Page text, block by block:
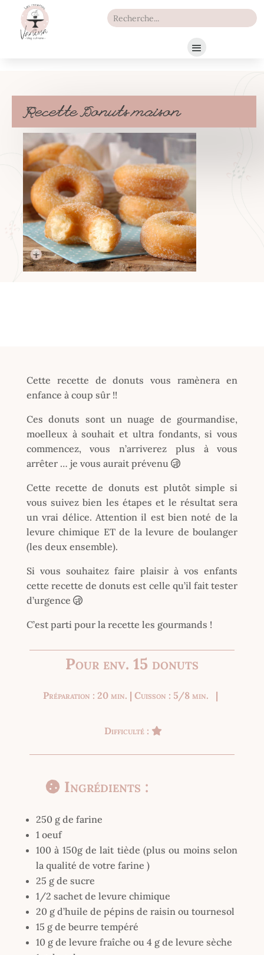
Recette Donuts maison
Cette recette de donuts vous ramènera en
enfance à coup sûr !!
Ces donuts sont un nuage de gourmandise,
moelleux à souhait et ultra fondants, si vous
commencez, vous n’arriverez plus à vous
arrêter … je vous aurait prévenu
Cette recette de donuts est plutôt simple si
vous suivez bien les étapes et le résultat sera
un vrai délice. Attention il est bien noté de la
levure chimique ET de la levure de boulanger
(les deux ensemble).
Si vous souhaitez faire plaisir à vos enfants
cette recette de donuts est celle qu’il fait tester
d’urgence
C’est parti pour la recette les gourmands !
Pour env. 15 donuts
Préparation : 20 min. | Cuisson : 5/8 min. |
Difficulté :
Ingrédients :
250 g de farine
1 oeuf
100 à 150g de lait tiède (plus ou moins selon
la qualité de votre farine )
25 g de sucre
1/2 sachet de levure chimique
20 g d’huile de pépins de raisin ou tournesol
15 g de beurre tempéré
10 g de levure fraîche ou 4 g de levure sèche